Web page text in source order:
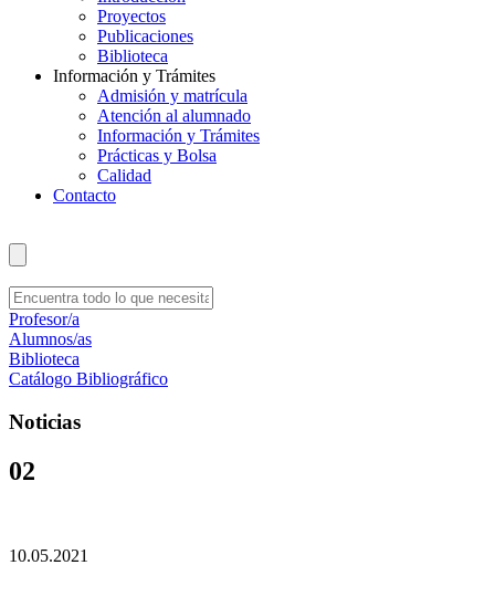
Proyectos
Publicaciones
Biblioteca
Información y Trámites
Admisión y matrícula
Atención al alumnado
Información y Trámites
Prácticas y Bolsa
Calidad
Contacto
Profesor/a
Alumnos/as
Biblioteca
Catálogo Bibliográfico
Noticias
02
10.05.2021